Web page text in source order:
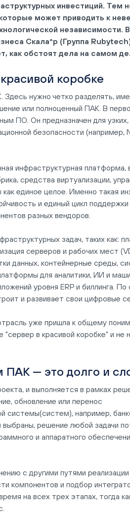
инвестиций. Тем
может приводить к
независимости.
Скала^р (Группа
как обстоят дела на самом
коробке
Здесь нужно четко разделять,
или полноценный ПАК. В
ПО. Он предназначен для узких,
безопасности (например,
инфраструктурная платформа,
средства виртуализации,
единое целое. Именно такая
и единый цикл
разных вендоров.
задач, таких как:
серверов и рабочих мест
данных, контейнерные среды,
для аналитики, ИИ и
уровня ERP и биллинга.
и развивает свои цифровые
уже пришла к общему
в красивой коробке" и не
— это долго и
и выполняется в рамках
обновление или перенос
системы(систем), например,
решение любой задачи
и аппаратного
с другими путями реализации
компонентов и подбор
на всех трех этапах, тогда